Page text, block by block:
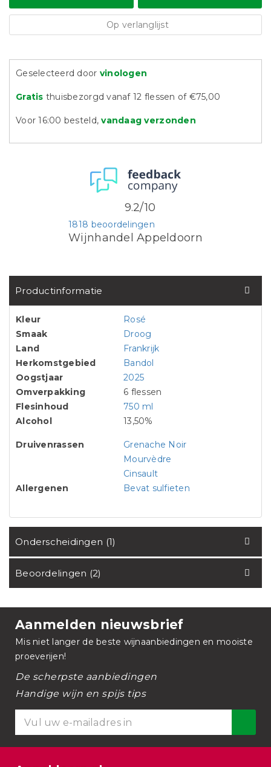
Op verlanglijst
Geselecteerd door vinologen
Gratis thuisbezorgd vanaf 12 flessen of €75,00
Voor 16:00 besteld,vandaag verzonden
Wijnhandel Appeldoorn
1818 beoordelingen
9.2/10
Productinformatie
Kleur
Rosé
Smaak
Droog
Land
Frankrijk
Herkomstgebied
Bandol
Oogstjaar
2025
Omverpakking
6 flessen
Flesinhoud
750 ml
Alcohol
13,50%
Druivenrassen
Grenache Noir
Mourvèdre
Cinsault
Allergenen
Bevat sulfieten
Onderscheidingen (1)
Beoordelingen (2)
Aanmelden nieuwsbrief
Mis niet langer de beste wijnaanbiedingen en mooiste
proeverijen!
De scherpste aanbiedingen
Handige wijn en spijs tips